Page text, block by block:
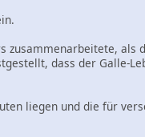
zusammenarbeitete, als
dass der Galle-
liegen und die für